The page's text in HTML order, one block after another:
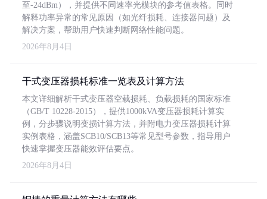
至-24dBm），并提供不同速率光模块的参考值表格。同时
解释功率异常的常见原因（如光纤损耗、连接器问题）及
解决方案，帮助用户快速判断网络性能问题。
2026年8月4日
干式变压器损耗标准一览表及计算方法
本文详细解析干式变压器空载损耗、负载损耗的国家标准
（GB/T 10228-2015），提供1000kVA变压器损耗计算实
例，分步骤说明变损计算方法，并附电力变压器损耗计算
实例表格，涵盖SCB10/SCB13等常见型号参数，指导用户
快速掌握变压器能效评估要点。
2026年8月4日